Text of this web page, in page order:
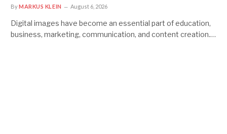
ByMARKUS KLEIN August 6, 2026
Digital images have become an essential part of education,
business, marketing, communication, and content creation.…